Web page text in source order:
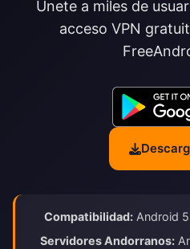
Únete a miles de
acceso VPN
Compatibilidad: Android
Servidores Andorranos: